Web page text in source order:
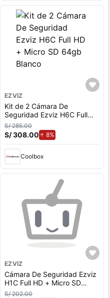
EZVIZ
Kit de 2 Cámara De
Seguridad Ezviz H6C Full
HD + Micro SD 64gb Blanco
S/ 285.00
S/ 308.00 8%de aumento.
Coolbox
EZVIZ
Cámara De Seguridad Ezviz
H1C Full HD + Micro SD
128gb - Blanco
S/ 202.00